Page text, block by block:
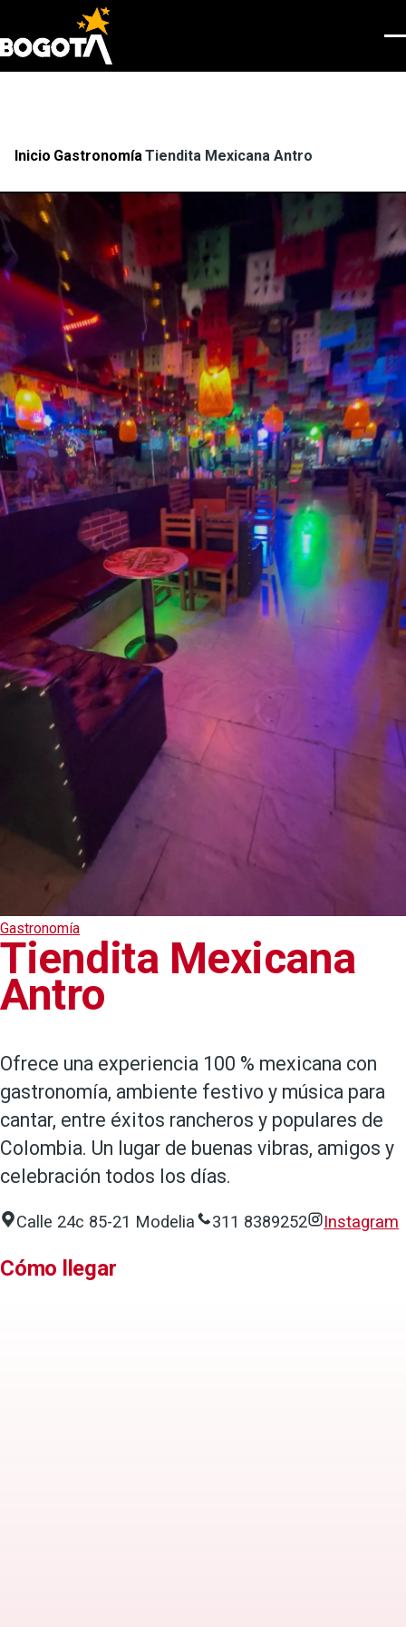
Pasar al contenido principal
Ruta
de
navegación
Inicio GastronomíaTiendita Mexicana Antro
Gastronomía
Tiendita Mexicana
Antro
Ofrece una experiencia 100 % mexicana con
gastronomía, ambiente festivo y música para
cantar, entre éxitos rancheros y populares de
Colombia. Un lugar de buenas vibras, amigos y
celebración todos los días.
Calle 24c 85-21 Modelia 311 8389252 Instagram
Cómo llegar